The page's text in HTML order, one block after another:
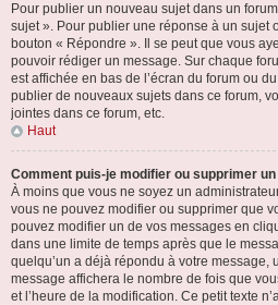
Pour publier un nouveau sujet dans un
sujet ». Pour publier une réponse à un sujet
bouton « Répondre ». Il se peut que vous
pouvoir rédiger un message. Sur chaque
est affichée en bas de l’écran du forum ou
publier de nouveaux sujets dans ce forum,
jointes dans ce forum, etc.
Haut
Comment puis-je modifier ou supprimer
À moins que vous ne soyez un
vous ne pouvez modifier ou supprimer que
pouvez modifier un de vos messages en
dans une limite de temps après que le
quelqu’un a déjà répondu à votre message,
message affichera le nombre de fois que
et l’heure de la modification. Ce petit texte